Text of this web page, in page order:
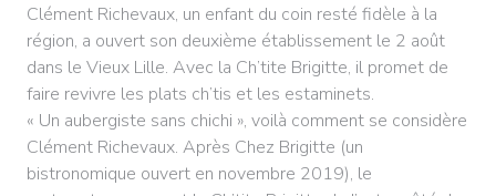
Clément Richevaux, un enfant du coin resté fidèle à la
région, a ouvert son deuxième établissement le 2 août
dans le Vieux Lille. Avec la Ch’tite Brigitte, il promet de
faire revivre les plats ch’tis et les estaminets.
« Un aubergiste sans chichi », voilà comment se considère
Clément Richevaux. Après Chez Brigitte (un
bistronomique ouvert en novembre 2019), le